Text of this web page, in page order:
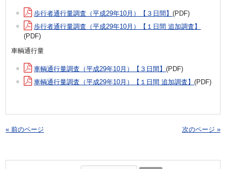
歩行者通行量調査（平成29年10月）【３日間】(PDF)
歩行者通行量調査（平成29年10月）【１日間 追加調査】
(PDF)
車輌通行量
車輌通行量調査（平成29年10月）【３日間】(PDF)
車輌通行量調査（平成29年10月）【１日間 追加調査】(PDF)
« 前のページ 次のページ »